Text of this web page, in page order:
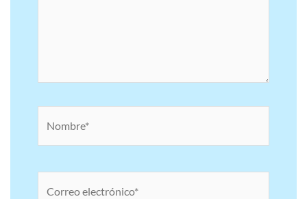
electrónico*